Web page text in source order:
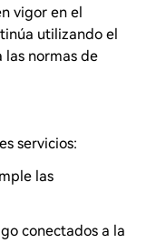
vigor en el
utilizando el
las normas de
servicios:
las
conectados a la